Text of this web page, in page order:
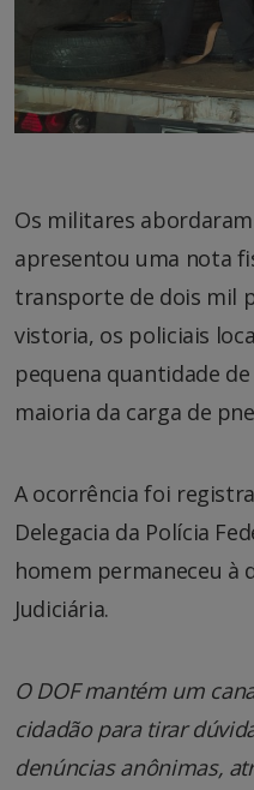
Os militares
apresentou uma nota
transporte de dois mil
vistoria, os policiais
pequena quantidade
maioria da carga de
A ocorrência foi
Delegacia da Polícia
homem permaneceu à
Judiciária.
O DOF mantém um
cidadão para tirar
denúncias anônimas,